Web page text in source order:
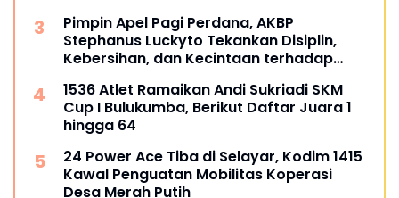
Pimpin Apel Pagi Perdana, AKBP
Stephanus Luckyto Tekankan Disiplin,
Kebersihan, dan Kecintaan terhadap
1536 Atlet Ramaikan Andi Sukriadi SKM
Cup I Bulukumba, Berikut Daftar Juara 1
hingga 64
24 Power Ace Tiba di Selayar, Kodim 1415
Kawal Penguatan Mobilitas Koperasi
Desa Merah Putih